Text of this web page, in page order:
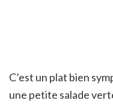
C’est un plat bien
une petite salade